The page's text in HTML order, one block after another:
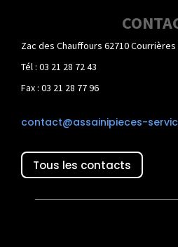
Zac des Chauffours 62710 Courrières
Tél : 03 21 28 72 43
Fax : 03 21 28 77 96
contact@assainipieces-
Tous les contacts